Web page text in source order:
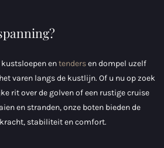
entendersen dompel uzelf
varen langs de kustlijn. Of u nu op zoek
rit over de golven of een rustige cruise
en stranden, onze boten bieden de
stabiliteit en comfort.